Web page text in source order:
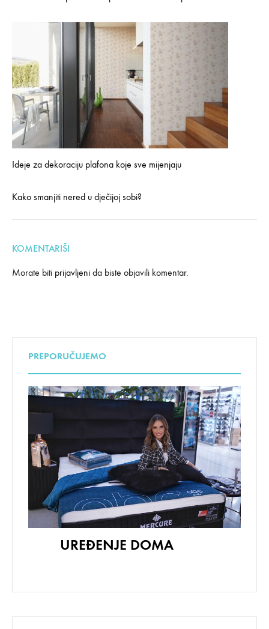
Ideje za dekoraciju plafona koje sve mijenjaju
Kako smanjiti nered u dječijoj sobi?
KOMENTARIŠI
Morate biti prijavljeni da biste objavili komentar.
PREPORUČUJEMO
UREĐENJE DOMA